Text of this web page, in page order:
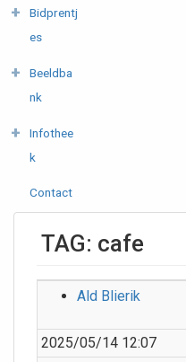
Bidprentj
es
Beeldba
nk
Infothee
k
Contact
TAG: cafe
Ald Blierik
2025/05/14 12:07